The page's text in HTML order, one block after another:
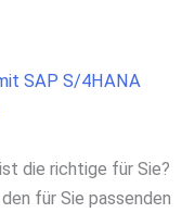
SAP S/4HANA
die richtige für Sie?
für Sie passenden